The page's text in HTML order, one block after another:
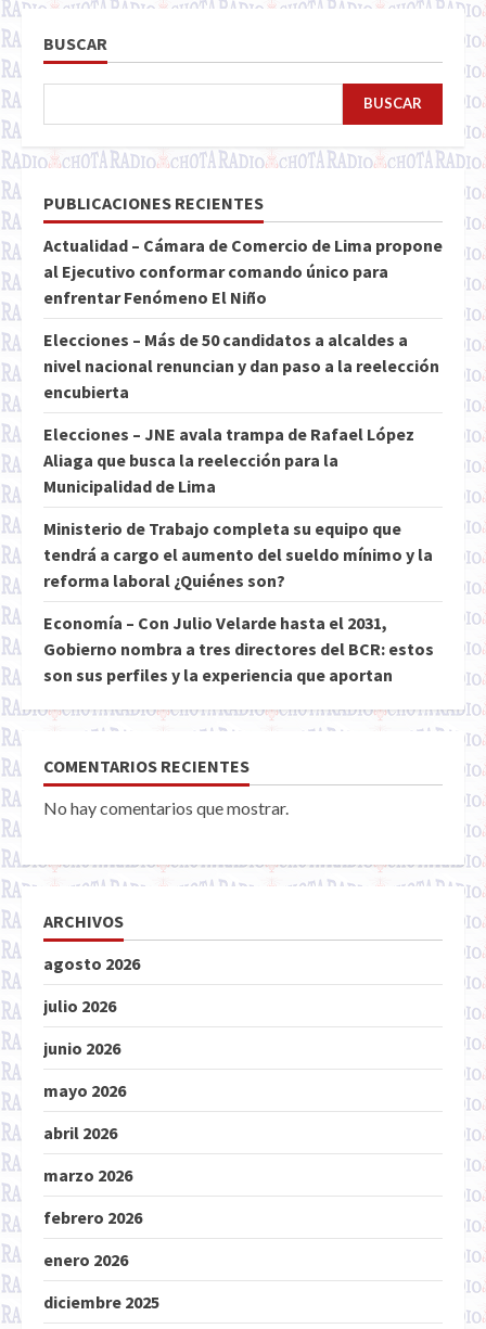
BUSCAR
BUSCAR
PUBLICACIONES RECIENTES
Actualidad – Cámara de Comercio de Lima propone
al Ejecutivo conformar comando único para
enfrentar Fenómeno El Niño
Elecciones – Más de 50 candidatos a alcaldes a
nivel nacional renuncian y dan paso a la reelección
encubierta
Elecciones – JNE avala trampa de Rafael López
Aliaga que busca la reelección para la
Municipalidad de Lima
Ministerio de Trabajo completa su equipo que
tendrá a cargo el aumento del sueldo mínimo y la
reforma laboral ¿Quiénes son?
Economía – Con Julio Velarde hasta el 2031,
Gobierno nombra a tres directores del BCR: estos
son sus perfiles y la experiencia que aportan
COMENTARIOS RECIENTES
No hay comentarios que mostrar.
ARCHIVOS
agosto 2026
julio 2026
junio 2026
mayo 2026
abril 2026
marzo 2026
febrero 2026
enero 2026
diciembre 2025